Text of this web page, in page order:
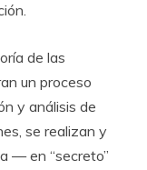
de las
un proceso
y análisis de
se realizan y
— en “secreto”